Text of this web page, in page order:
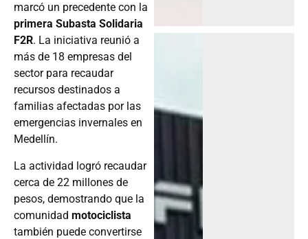
marcó un precedente con la
primera Subasta Solidaria
F2R. La iniciativa reunió a
más de 18 empresas del
sector para recaudar
recursos destinados a
familias afectadas por las
emergencias invernales en
Medellín.
La actividad logró recaudar
cerca de 22 millones de
pesos, demostrando que la
comunidad motociclista
también puede convertirse